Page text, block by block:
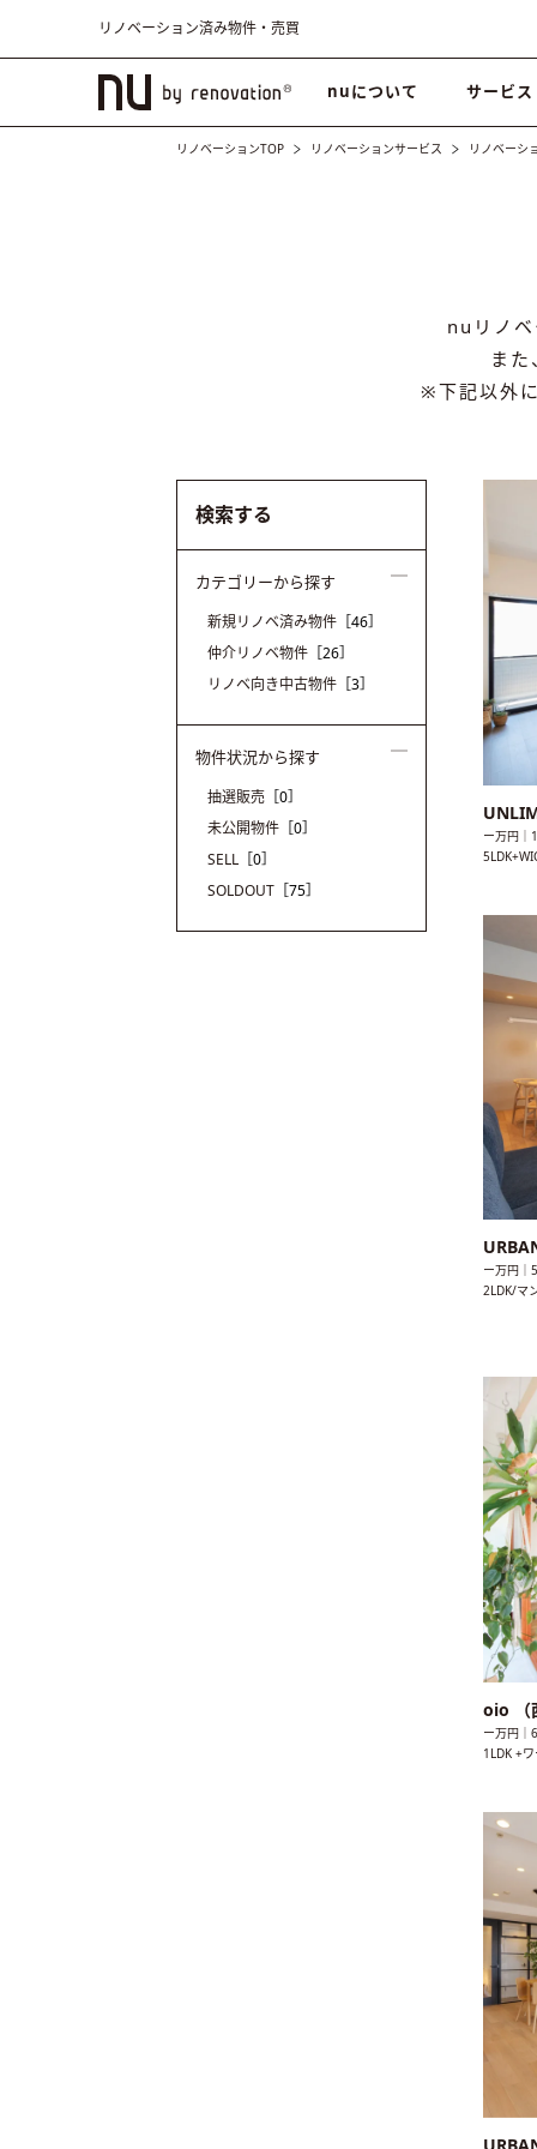
リノベーション済み物件・売買
nuについて サービス
リノベーションTOP リノベーションサービス リノベーシ
nuリノベ
また
※下記以外
ー万円｜
ー万円｜
2LDK/マ
oio （
ー万円｜
1LDK +
検索する
カテゴリーから探す
新規リノベ済み物件 ［46］
仲介リノベ物件 ［26］
リノベ向き中古物件 ［3］
物件状況から探す
抽選販売 ［0］
未公開物件 ［0］
SELL ［0］
SOLDOUT ［75］